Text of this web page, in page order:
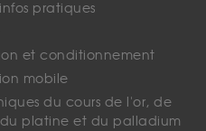
pratiques
et conditionnement
mobile
du cours de l'or, de
du platine et du palladium